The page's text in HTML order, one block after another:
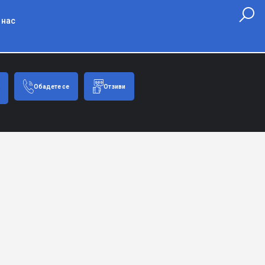
Обадете се Отзиви